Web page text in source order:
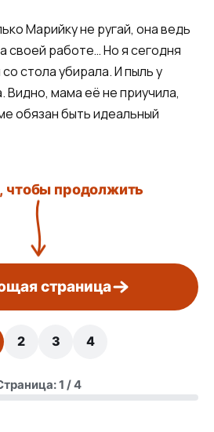
Марийку не ругай, она ведь
своей работе… Но я сегодня
стола убирала. И пыль у
Видно, мама её не приучила,
обязан быть идеальный
чтобы продолжить
страница
2 3 4
1 / 4